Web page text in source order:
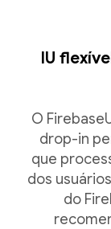
IU
O
drop-in
que
dos
do